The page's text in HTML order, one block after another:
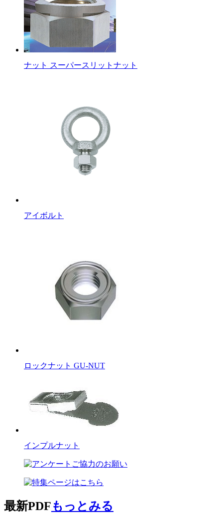
ナット スーパースリットナット
アイボルト
ロックナット GU-NUT
インプルナット
最新PDFもっとみる